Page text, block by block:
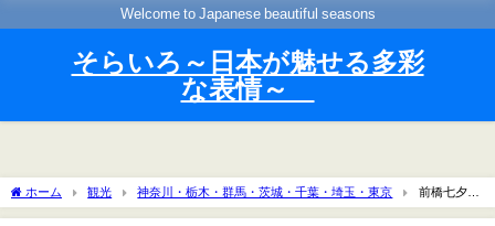
Welcome to Japanese beautiful seasons
そらいろ～日本が魅せる多彩
な表情～
ホーム 観光 神奈川・栃木・群馬・茨城・千葉・埼玉・東京
前橋七夕ま
つり2025の日程・時間や屋台は？アクセスや駐車場は？